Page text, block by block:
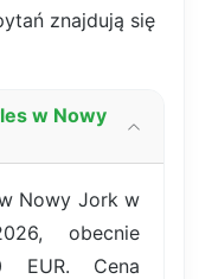
znajdują się
w Nowy
Nowy Jork w
obecnie
EUR. Cena